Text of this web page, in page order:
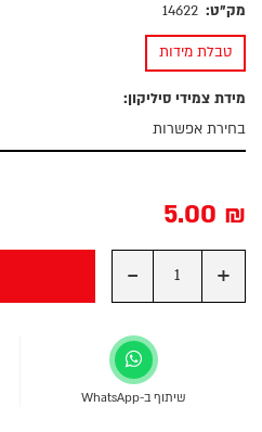
מק"ט: 14622
טבלת מידות
מידת צמידי סיליקון:
5.00 ₪
+
-
שיתוף ב-WhatsApp